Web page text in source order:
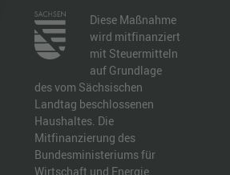
Diese Maßnahme
wird mitfinanziert
mit Steuermitteln
auf Grundlage
des vom Sächsischen
Landtag beschlossenen
Haushaltes. Die
Mitfinanzierung des
Bundesministeriums für
Wirtschaft und Energie